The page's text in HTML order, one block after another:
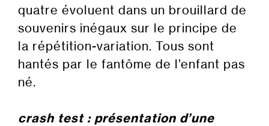
quatre évoluent dans un brouillard de
souvenirs inégaux sur le principe de
la répétition-variation. Tous sont
hantés par le fantôme de l’enfant pas
né.
crash test : présentation d’une